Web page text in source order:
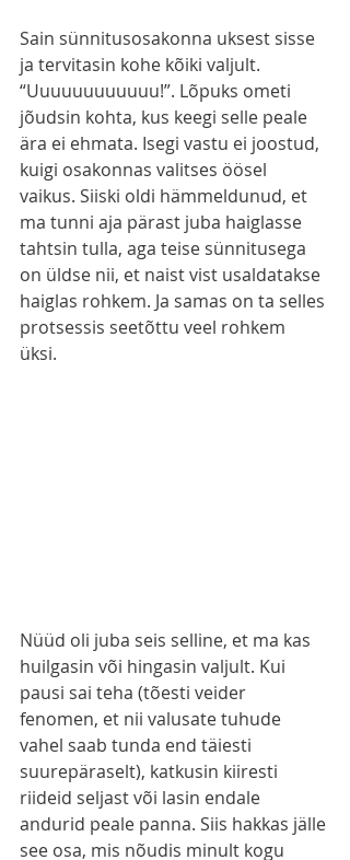
Sain sünnitusosakonna uksest sisse
ja tervitasin kohe kõiki valjult.
“Uuuuuuuuuuuu!”. Lõpuks ometi
jõudsin kohta, kus keegi selle peale
ära ei ehmata. Isegi vastu ei joostud,
kuigi osakonnas valitses öösel
vaikus. Siiski oldi hämmeldunud, et
ma tunni aja pärast juba haiglasse
tahtsin tulla, aga teise sünnitusega
on üldse nii, et naist vist usaldatakse
haiglas rohkem. Ja samas on ta selles
protsessis seetõttu veel rohkem
üksi.
Nüüd oli juba seis selline, et ma kas
huilgasin või hingasin valjult. Kui
pausi sai teha (tõesti veider
fenomen, et nii valusate tuhude
vahel saab tunda end täiesti
suurepäraselt), katkusin kiiresti
riideid seljast või lasin endale
andurid peale panna. Siis hakkas jälle
see osa, mis nõudis minult kogu